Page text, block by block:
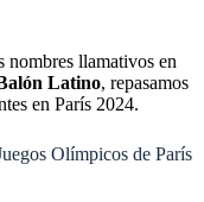
nombres llamativos en
Latino, repasamos
en París 2024.
Olímpicos de París